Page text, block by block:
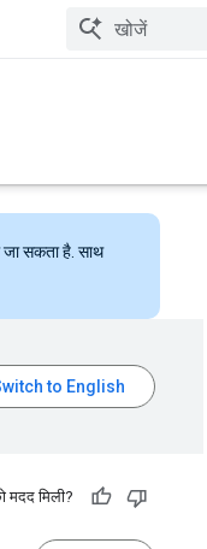
जा सकता है. साथ
मदद मिली?